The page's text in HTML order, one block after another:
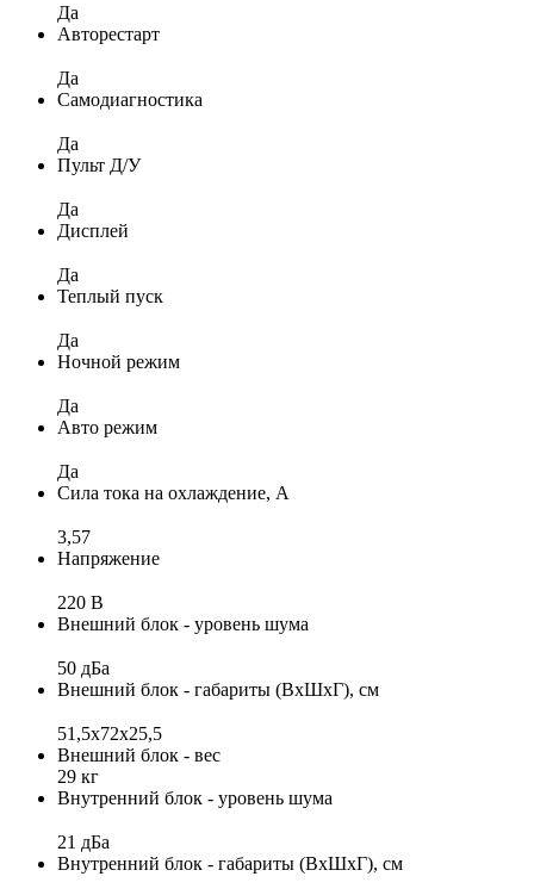
Да
Авторестарт
Да
Самодиагностика
Да
Пульт Д/У
Да
Дисплей
Да
Теплый пуск
Да
Ночной режим
Да
Авто режим
Да
Сила тока на охлаждение, А
3,57
Напряжение
220 В
Внешний блок - уровень шума
50 дБа
Внешний блок - габариты (ВхШхГ), см
51,5x72x25,5
Внешний блок - вес
29 кг
Внутренний блок - уровень шума
21 дБа
Внутренний блок - габариты (ВхШхГ), см